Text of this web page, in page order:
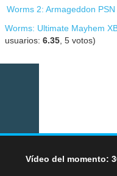
Worms 2: Armageddon
Worms: Ultimate Mayhem
usuarios:6.35 ,5 votos)
Vídeo del momento: